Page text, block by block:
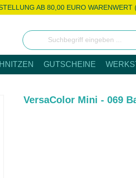
AB 80,00 EURO
GUTSCHEINE
VersaColor Mini - 069